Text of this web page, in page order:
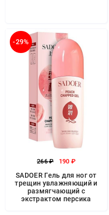
-29%
266 ₽ 190 ₽
SADOER Гель для ног от
трещин увлажняющий и
размягчающий с
экстрактом персика